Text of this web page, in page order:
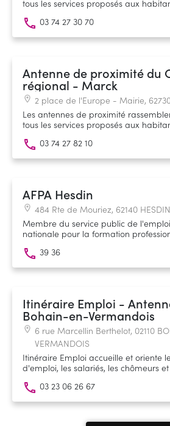
tous les services proposés aux
03 74 27 30 70
Antenne de proximité du
régional - Marck
2 place de l'Europe - Mairie,
Les antennes de proximité
tous les services proposés aux
03 74 27 82 10
AFPA Hesdin
484 Rte de Mouriez, 62140 HESDIN
Membre du service public de
nationale pour la formation
accompagne les demandeurs
toutes les périodes de leur vie
reconversion, professionnalisation).
39 36
Itinéraire Emploi -
Bohain-en-Vermandois
6 rue Marcellin Berthelot, 02110
VERMANDOIS
Itinéraire Emploi accueille et oriente
d'emploi, les salariés, les chômeurs
prévisionnelle territorialisée des
compétences, l'accompagnement et
entreprises en matière d'appui en
développement, la promotion et le
03 23 06 26 67